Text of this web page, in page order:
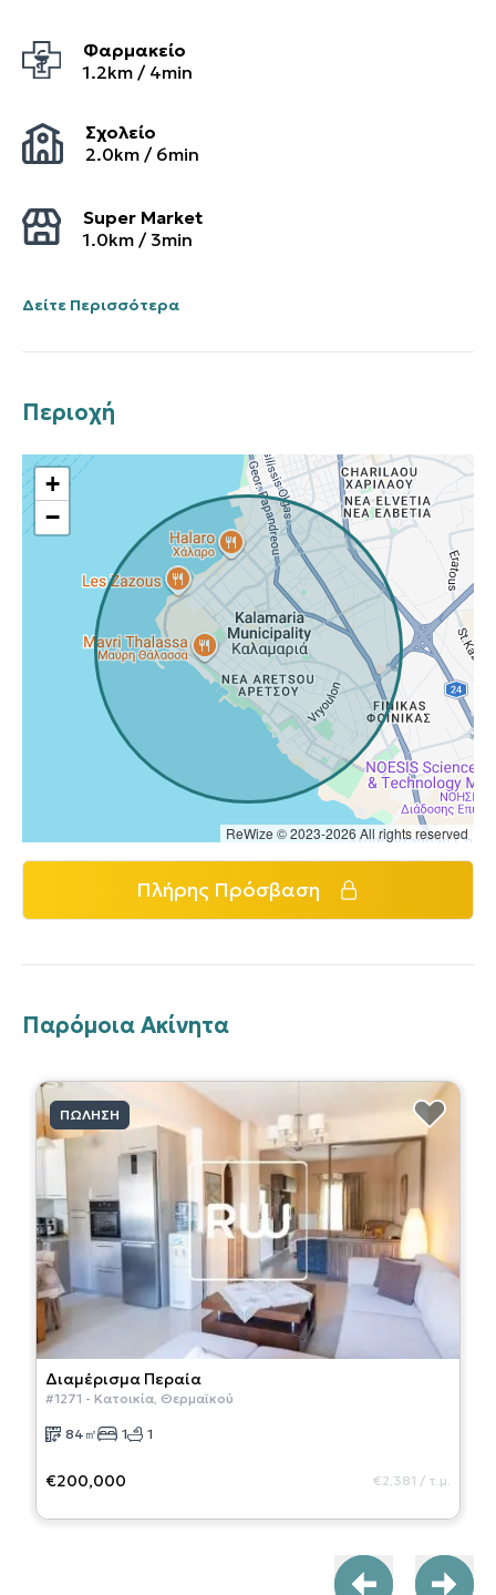
Φαρμακείο
1.2km / 4min
Σχολείο
2.0km / 6min
Super Market
1.0km / 3min
Δείτε Περισσότερα
Περιοχή
+
−
ReWize © 2023-2026 All rights reserved
Πλήρης Πρόσβαση
Παρόμοια Ακίνητα
ΠΏΛΗΣΗ
Διαμέρισμα Περαία
#1271 - Κατοικία Θερμαϊκού
84 ㎡ 1 1
€200,000 €2,381 / τ.μ.